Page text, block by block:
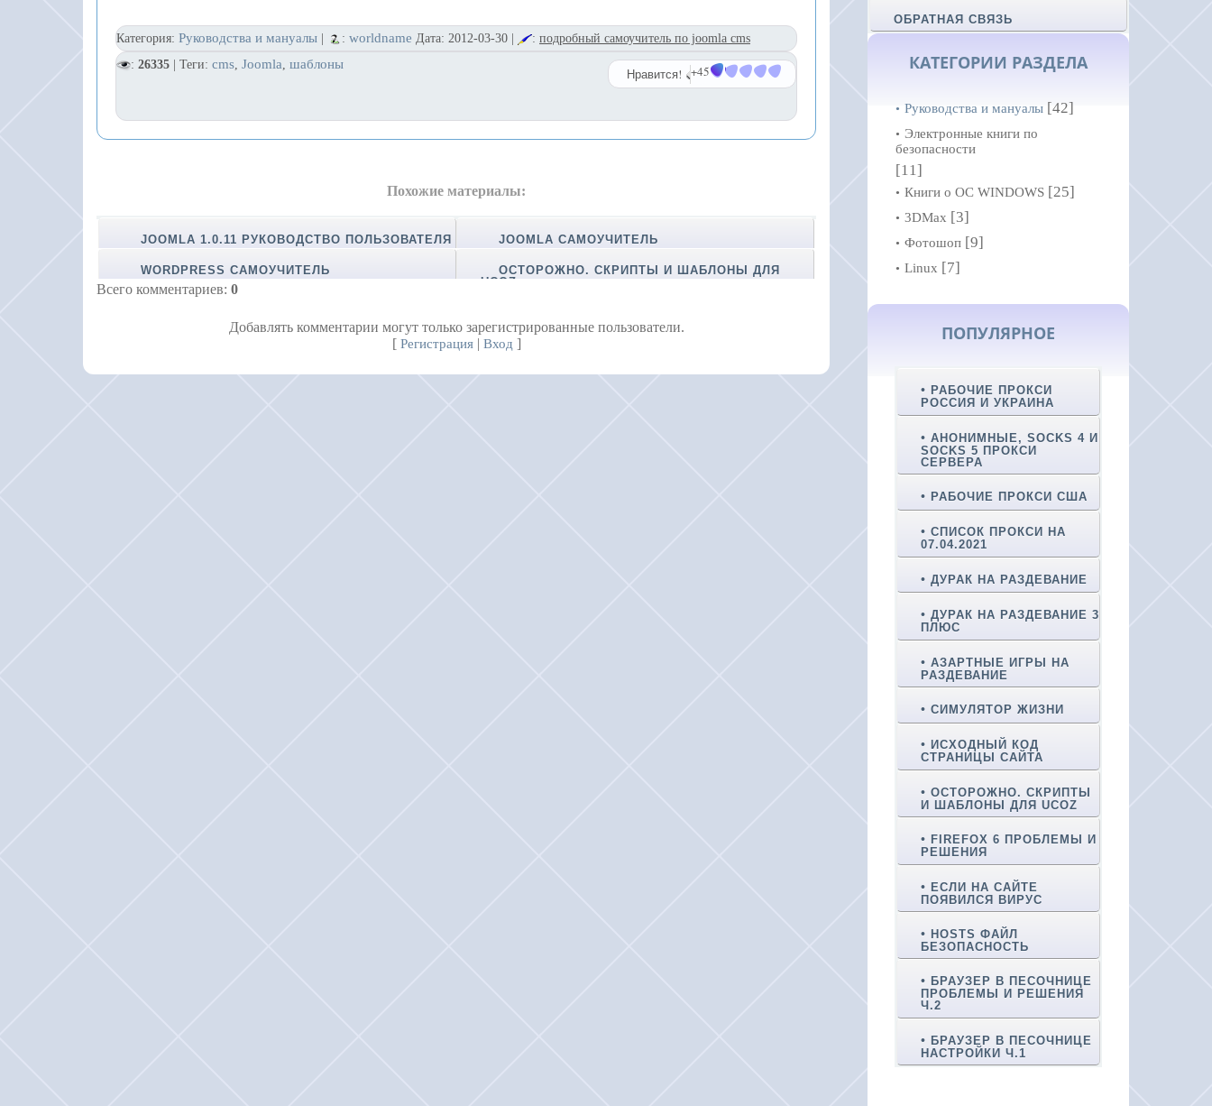
Категория: Руководства и мануалы : worldname Дата: 2012-03-30 : подробный самоучитель по joomla cms
: 26335
Нравится! +45
| Теги: cms, Joomla, шаблоны
Похожие материалы:
JOOMLA 1.0.11 РУКОВОДСТВО ПОЛЬЗОВАТЕЛЯ JOOMLA САМОУЧИТЕЛЬ
WORDPRESS САМОУЧИТЕЛЬ
ОСТОРОЖНО. СКРИПТЫ И ШАБЛОНЫ ДЛЯ
UCOZ
Всего комментариев: 0
Добавлять комментарии могут только зарегистрированные пользователи.
[ Регистрация| Вход ]
ОБРАТНАЯ СВЯЗЬ
КАТЕГОРИИ РАЗДЕЛА
Руководства и мануалы [42]
Электронные книги по
безопасности
[11]
Книги о ОС WINDOWS [25]
3DMax [3]
Фотошоп [9]
Linux [7]
ПОПУЛЯРНОЕ
РАБОЧИЕ ПРОКСИ
РОССИЯ И УКРАИНА
АНОНИМНЫЕ, SOCKS 4 И
SOCKS 5 ПРОКСИ
СЕРВЕРА
РАБОЧИЕ ПРОКСИ США
СПИСОК ПРОКСИ НА
07.04.2021
ДУРАК НА РАЗДЕВАНИЕ
ДУРАК НА РАЗДЕВАНИЕ 3
ПЛЮС
АЗАРТНЫЕ ИГРЫ НА
РАЗДЕВАНИЕ
СИМУЛЯТОР ЖИЗНИ
ИСХОДНЫЙ КОД
СТРАНИЦЫ САЙТА
ОСТОРОЖНО. СКРИПТЫ
И ШАБЛОНЫ ДЛЯ UCOZ
FIREFOX 6 ПРОБЛЕМЫ И
РЕШЕНИЯ
ЕСЛИ НА САЙТЕ
ПОЯВИЛСЯ ВИРУС
HOSTS ФАЙЛ
БЕЗОПАСНОСТЬ
БРАУЗЕР В ПЕСОЧНИЦЕ
ПРОБЛЕМЫ И РЕШЕНИЯ
Ч.2
БРАУЗЕР В ПЕСОЧНИЦЕ
НАСТРОЙКИ Ч.1